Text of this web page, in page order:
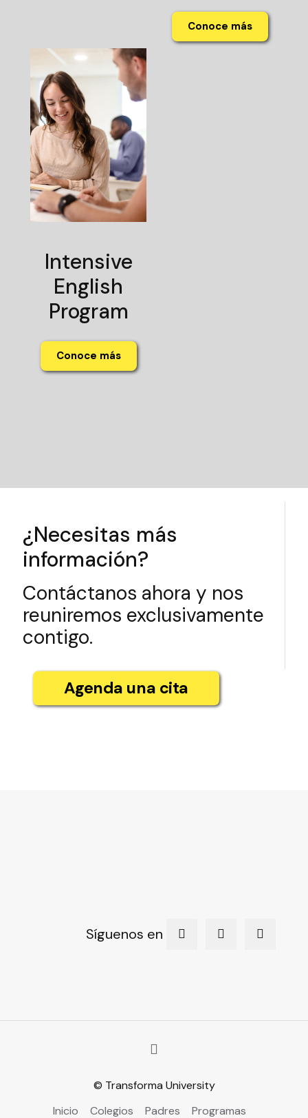
Conoce más
Intensive
English
Program
Conoce más
¿Necesitas más
información?
Contáctanos ahora y nos
reuniremos exclusivamente
contigo.
Agenda una cita
Síguenos en
© Transforma University
Inicio
Colegios Padres Programas